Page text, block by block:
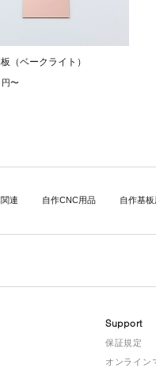
（ベークライト）
円〜
連 自作CNC用品 自作基
Support
保証規定
オンライン